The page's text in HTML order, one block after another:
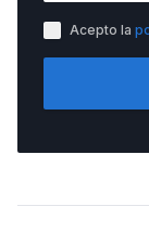
Acepto la